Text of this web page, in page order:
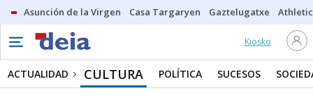
Asunción de la Virgen Casa Targaryen Gaztelugatxe Athletic
Kiosko
ACTUALIDAD CULTURA POLÍTICA SUCESOS